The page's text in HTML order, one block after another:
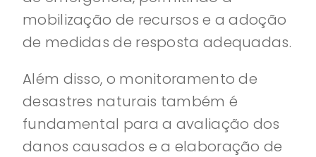
mobilização de recursos e a adoção
de medidas de resposta adequadas.
Além disso, o monitoramento de
desastres naturais também é
fundamental para a avaliação dos
danos causados e a elaboração de